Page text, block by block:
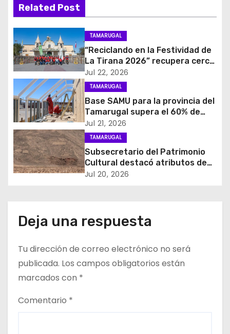
g
a
c
i
ó
n
d
e
t
r
a
Related Post
TAMARUGAL
“Reciclando en la Festividad de
La Tirana 2026” recupera cerca
de cuatro toneladas de
residuos
Jul 22, 2026
TAMARUGAL
Base SAMU para la provincia del
Tamarugal supera el 60% de
avance en su construcción
Jul 21, 2026
TAMARUGAL
Subsecretario del Patrimonio
Cultural destacó atributos de
Geoglifos de Pintados para
Jul 20, 2026
Deja una respuesta
Tu dirección de correo electrónico no será
publicada. Los campos obligatorios están
marcados con *
Comentario *